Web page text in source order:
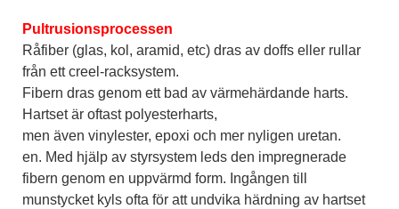
Pultrusionsprocessen
Råfiber (glas, kol, aramid, etc) dras av doffs eller rullar
från ett creel-racksystem.
Fibern dras genom ett bad av värmehärdande harts.
Hartset är oftast polyesterharts,
men även vinylester, epoxi och mer nyligen uretan.
en. Med hjälp av styrsystem leds den impregnerade
fibern genom en uppvärmd form. Ingången till
munstycket kyls ofta för att undvika härdning av hartset